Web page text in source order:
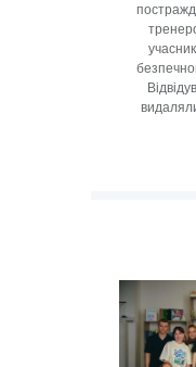
видаляли